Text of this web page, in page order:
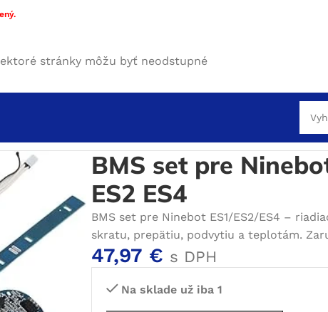
stránky môžu byť neodstupné
BMS set pre
ES2 ES4
BMS set pre Ninebot ES1/ES2/ES4 –
skratu, prepätiu, podvytiu a teplotám.
47,97 € s DPH
Na sklade už iba 1